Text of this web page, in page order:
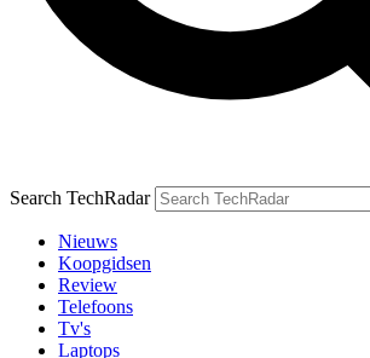
Search TechRadar
Nieuws
Koopgidsen
Review
Telefoons
Tv's
Laptops